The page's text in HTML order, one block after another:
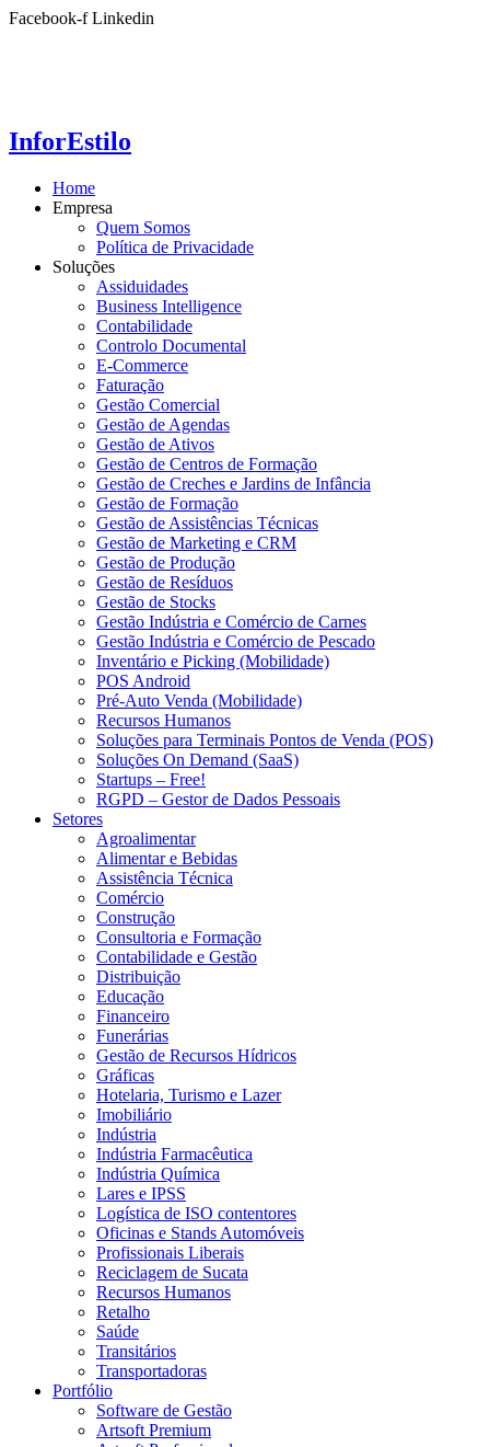
Ir
Facebook-f Linkedin
InforEstilo
Home
Empresa
Quem Somos
Política de Privacidade
Soluções
Assiduidades
Business Intelligence
Contabilidade
Controlo Documental
E-Commerce
Faturação
Gestão Comercial
Gestão de Agendas
Gestão de Ativos
Gestão de Centros de Formação
Gestão de Creches e Jardins de Infância
Gestão de Formação
Gestão de Assistências Técnicas
Gestão de Marketing e CRM
Gestão de Produção
Gestão de Resíduos
Gestão de Stocks
Gestão Indústria e Comércio de Carnes
Gestão Indústria e Comércio de Pescado
Inventário e Picking (Mobilidade)
POS Android
Pré-Auto Venda (Mobilidade)
Recursos Humanos
Soluções para Terminais Pontos de Venda (POS)
Soluções On Demand (SaaS)
Startups – Free!
RGPD – Gestor de Dados Pessoais
Setores
Agroalimentar
Alimentar e Bebidas
Assistência Técnica
Comércio
Construção
Consultoria e Formação
Contabilidade e Gestão
Distribuição
Educação
Financeiro
Funerárias
Gestão de Recursos Hídricos
Gráficas
Hotelaria, Turismo e Lazer
Imobiliário
Indústria
Indústria Farmacêutica
Indústria Química
Lares e IPSS
Logística de ISO contentores
Oficinas e Stands Automóveis
Profissionais Liberais
Reciclagem de Sucata
Recursos Humanos
Retalho
Saúde
Transitários
Transportadoras
Portfólio
Software de Gestão
Artsoft Premium